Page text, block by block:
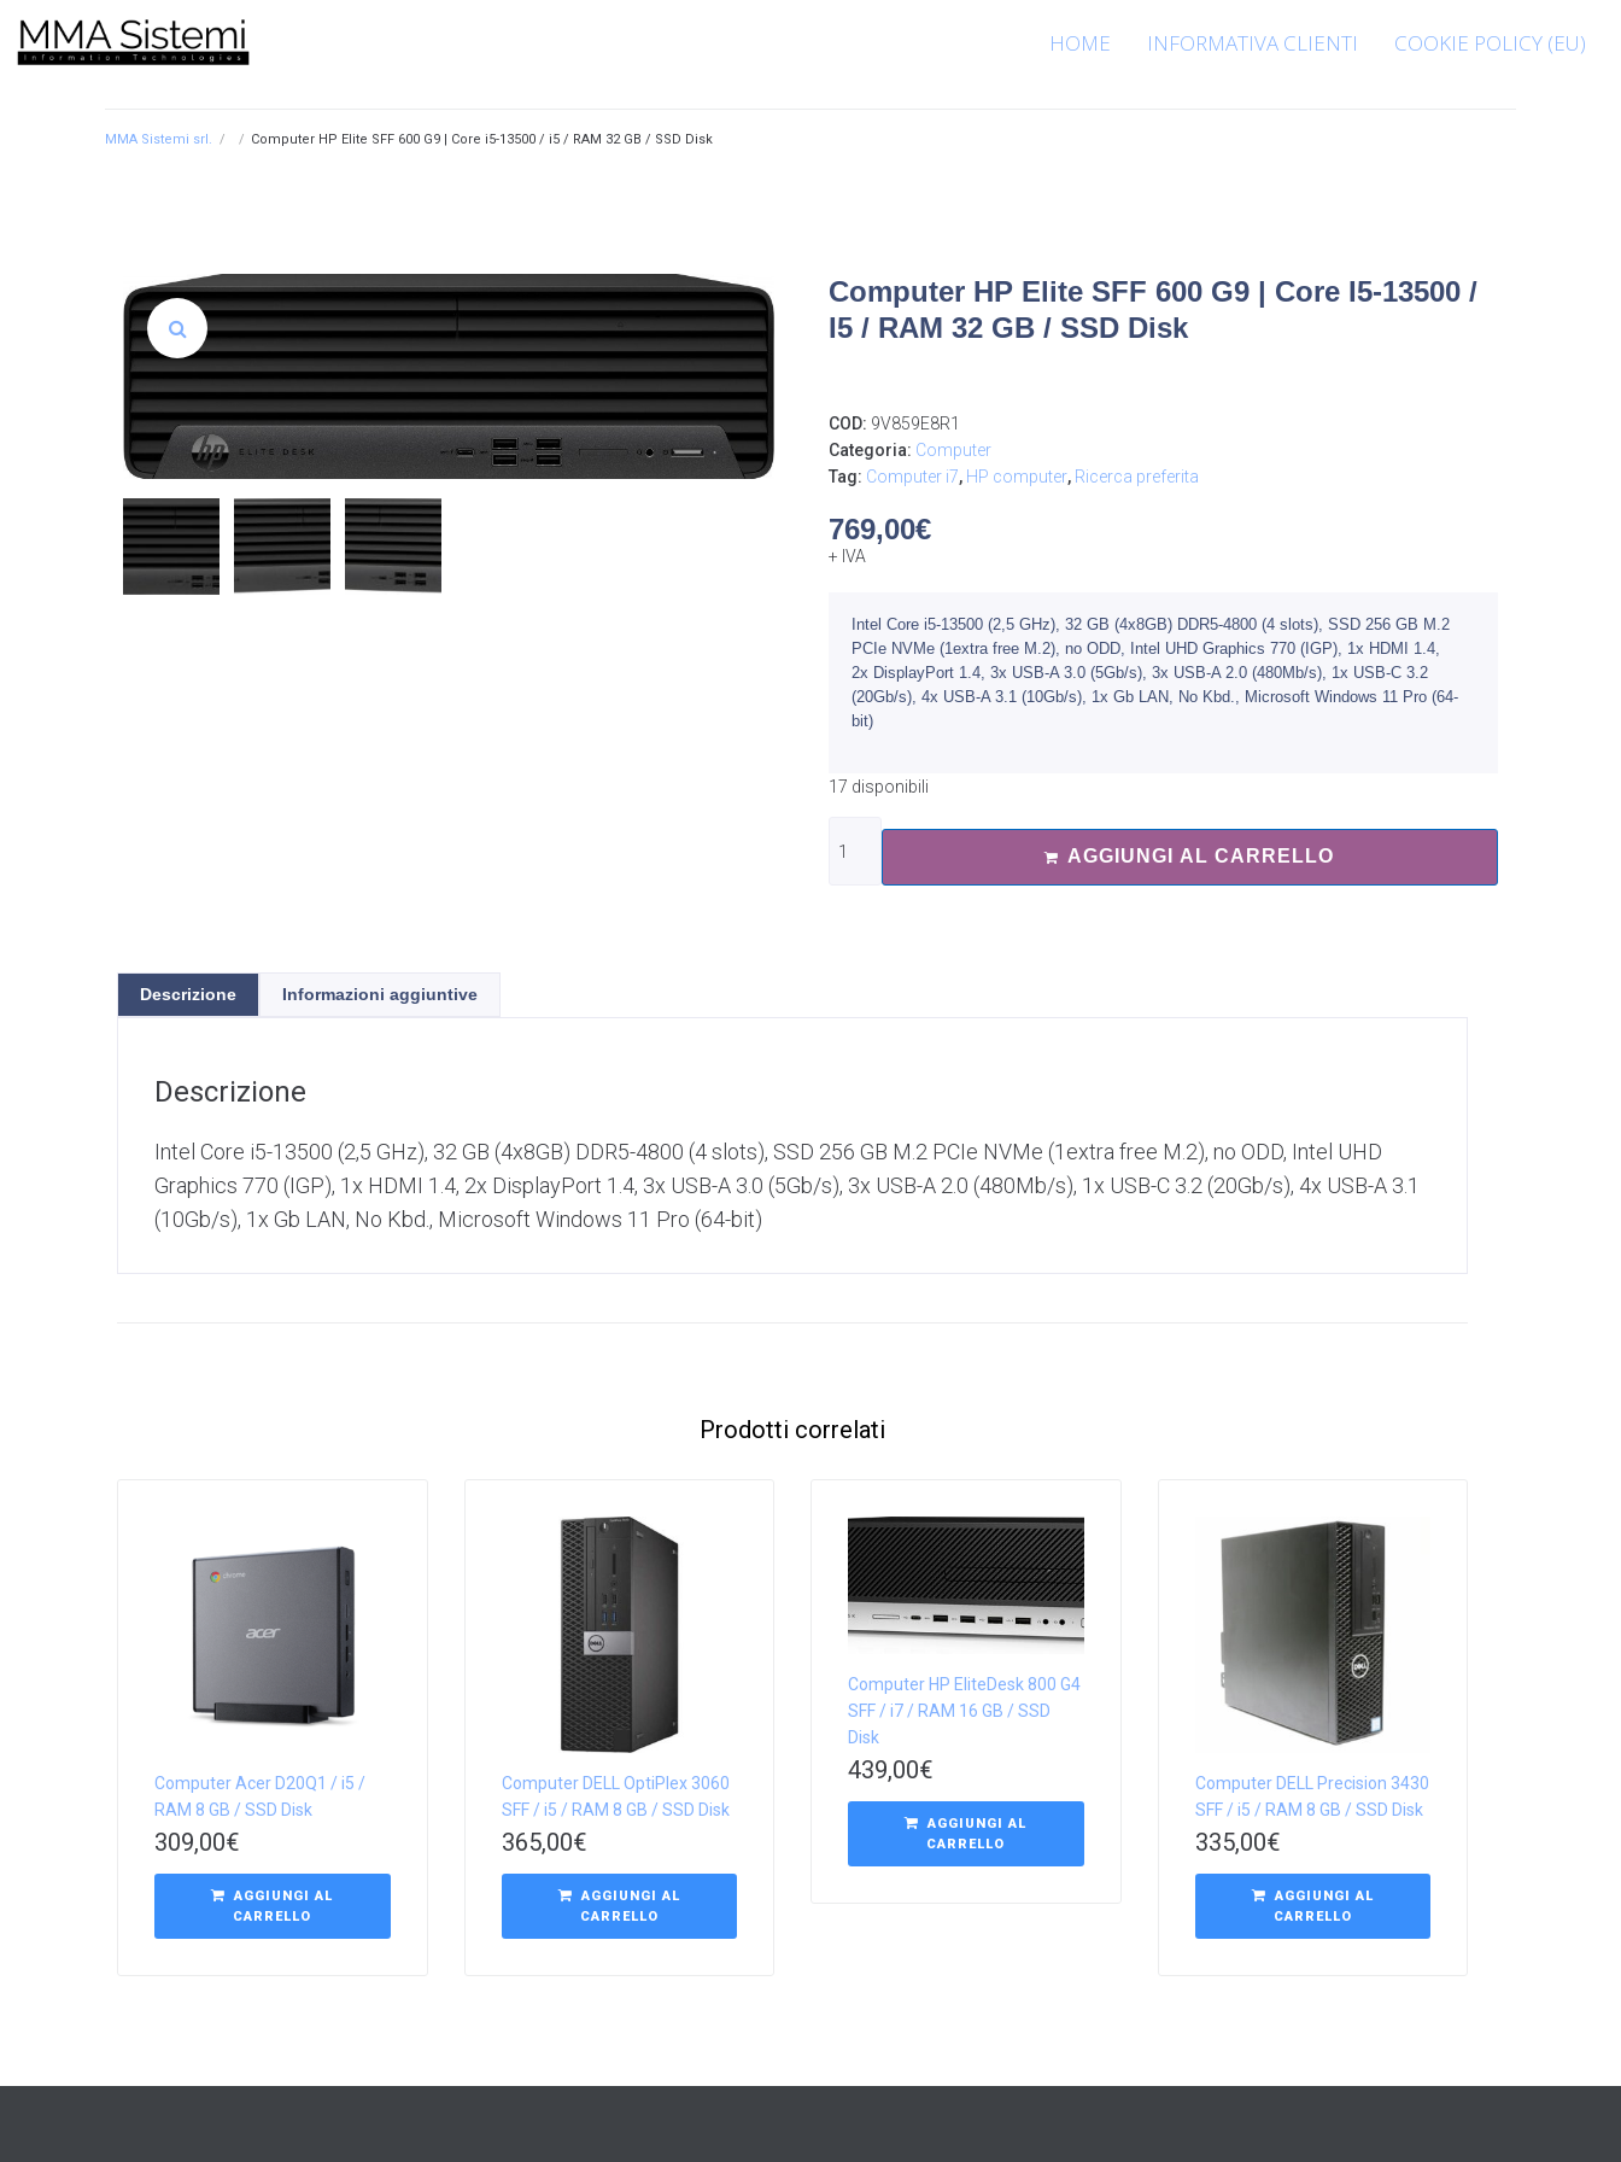
HOME INFORMATIVA CLIENTI COOKIE POLICY (EU)
MMA Sistemi srl. / / Computer HP Elite SFF 600 G9 | Core i5-13500 / i5 / RAM 32 GB / SSD Disk
Computer HP Elite SFF 600 G9 | Core I5-13500 /
I5 / RAM 32 GB / SSD Disk
COD: 9V859E8R1
Categoria: Computer
Tag: Computer i7, HP computer, Ricerca preferita
769,00€
+ IVA
Intel Core i5-13500 (2,5 GHz), 32 GB (4x8GB) DDR5-4800 (4 slots), SSD 256 GB M.2
PCIe NVMe (1extra free M.2), no ODD, Intel UHD Graphics 770 (IGP), 1x HDMI 1.4,
2x DisplayPort 1.4, 3x USB-A 3.0 (5Gb/​s), 3x USB-A 2.0 (480Mb/​s), 1x USB-C 3.2
(20Gb/​s), 4x USB-A 3.1 (10Gb/​s), 1x Gb LAN, No Kbd., Microsoft Windows 11 Pro (64-
bit)
17 disponibili
AGGIUNGI AL CARRELLO
Descrizione Informazioni aggiuntive
Descrizione
Intel Core i5-13500 (2,5 GHz), 32 GB (4x8GB) DDR5-4800 (4 slots), SSD 256 GB M.2 PCIe NVMe (1extra free M.2), no ODD, Intel UHD
Graphics 770 (IGP), 1x HDMI 1.4, 2x DisplayPort 1.4, 3x USB-A 3.0 (5Gb/​s), 3x USB-A 2.0 (480Mb/​s), 1x USB-C 3.2 (20Gb/​s), 4x USB-A 3.1
(10Gb/​s), 1x Gb LAN, No Kbd., Microsoft Windows 11 Pro (64-bit)
Prodotti correlati
Computer Acer D20Q1 / i5 /
RAM 8 GB / SSD Disk
309,00€
AGGIUNGI AL
CARRELLO
Computer DELL OptiPlex 3060
SFF / i5 / RAM 8 GB / SSD Disk
365,00€
AGGIUNGI AL
CARRELLO
Computer HP EliteDesk 800 G4
SFF / i7 / RAM 16 GB / SSD
Disk
439,00€
AGGIUNGI AL
CARRELLO
Computer DELL Precision 3430
SFF / i5 / RAM 8 GB / SSD Disk
335,00€
AGGIUNGI AL
CARRELLO